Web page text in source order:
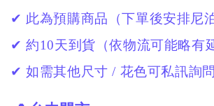
✔ 此為預購商品（下單後安排尼
✔ 約10天到貨（依物流可能略有
✔ 如需其他尺寸 / 花色可私訊詢問